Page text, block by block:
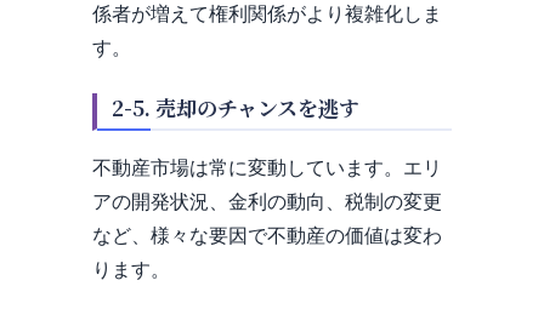
係者が増えて権利関係がより複雑化しま
す。
2-5. 売却のチャンスを逃す
不動産市場は常に変動しています。エリ
アの開発状況、金利の動向、税制の変更
など、様々な要因で不動産の価値は変わ
ります。